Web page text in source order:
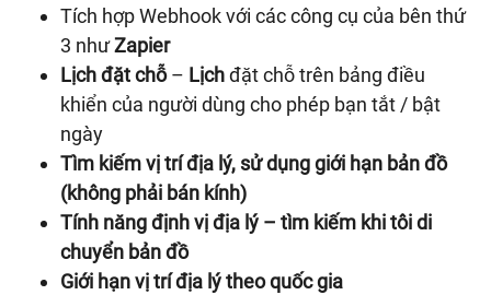
Tích hợp Webhook với các công cụ của bên thứ
3 nhưZapier
Lịch đặt chỗ– Lịchđặt chỗ trên bảng điều
khiển của người dùng cho phép bạn tắt / bật
ngày
Tìm kiếm vị trí địa lý, sử dụng giới hạn bản đồ
(không phải bán kính)
Tính năng định vị địa lý – tìm kiếm khi tôi di
chuyển bản đồ
Giới hạn vị trí địa lý theo quốc gia